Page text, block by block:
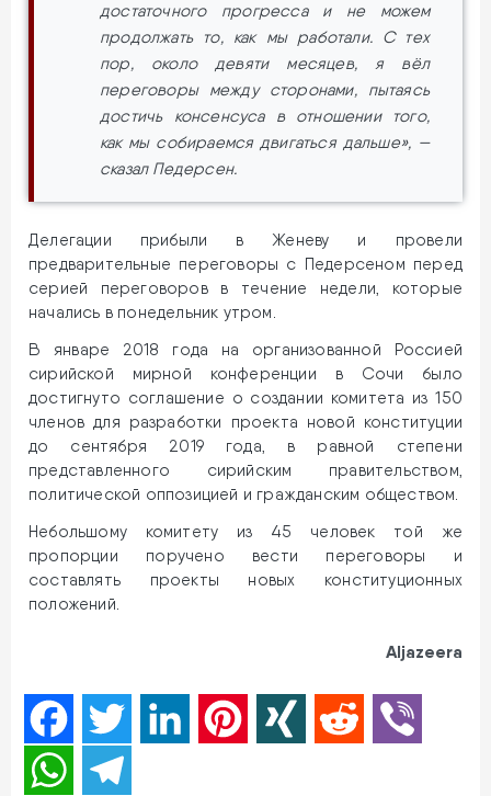
достаточного прогресса и не можем
продолжать то, как мы работали. С тех
пор, около девяти месяцев, я вёл
переговоры между сторонами, пытаясь
достичь консенсуса в отношении того,
как мы собираемся двигаться дальше», —
сказал Педерсен.
Делегации прибыли в Женеву и провели
предварительные переговоры с Педерсеном перед
серией переговоров в течение недели, которые
начались в понедельник утром.
В январе 2018 года на организованной Россией
сирийской мирной конференции в Сочи было
достигнуто соглашение о создании комитета из 150
членов для разработки проекта новой конституции
до сентября 2019 года, в равной степени
представленного сирийским правительством,
политической оппозицией и гражданским обществом.
Небольшому комитету из 45 человек той же
пропорции поручено вести переговоры и
составлять проекты новых конституционных
положений.
Aljazeera
FacebookTwitter LinkedIn Pinterest XING Reddit
WhatsApp